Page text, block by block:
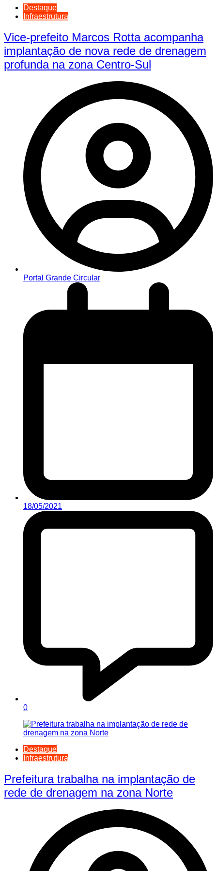
Destaque
Infraestrutura
Vice-prefeito Marcos Rotta acompanha
implantação de nova rede de drenagem
profunda na zona Centro-Sul
Portal Grande Circular
18/05/2021
0
Destaque
Infraestrutura
Prefeitura trabalha na implantação de
rede de drenagem na zona Norte